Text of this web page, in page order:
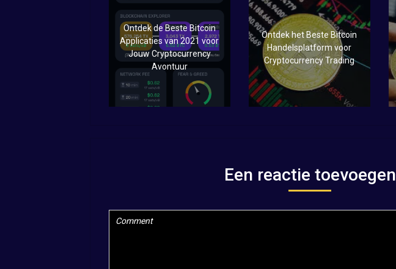
Ontdek de Beste Bitcoin
Applicaties van 2021 voor
Jouw Cryptocurrency
Avontuur
Ontdek het Beste Bitcoin
Handelsplatform voor
Cryptocurrency Trading
Een reactie toevoegen